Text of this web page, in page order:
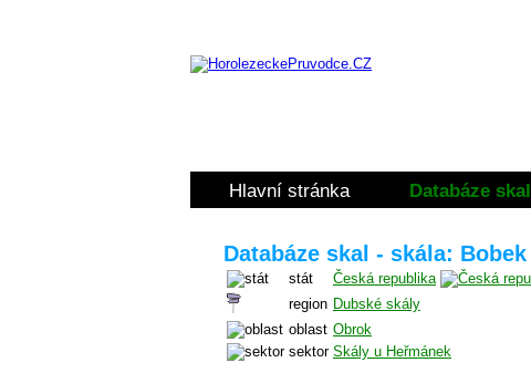
Hlavní stránka Databáze skal
Databáze skal - skála: Bobek
stát
Česká republika
region Dubské skály
oblast Obrok
sektor Skály u Heřmánek